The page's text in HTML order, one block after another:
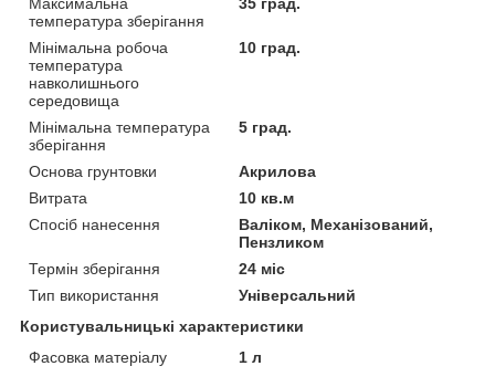
Максимальна
температура зберігання
35 град.
Мінімальна робоча
температура
навколишнього
середовища
10 град.
Мінімальна температура
зберігання
5 град.
Основа грунтовки
Акрилова
Витрата
10 кв.м
Спосіб нанесення
Валіком, Механізований,
Пензликом
Термін зберігання
24 міс
Тип використання
Універсальний
Користувальницькі характеристики
Фасовка матеріалу
1 л